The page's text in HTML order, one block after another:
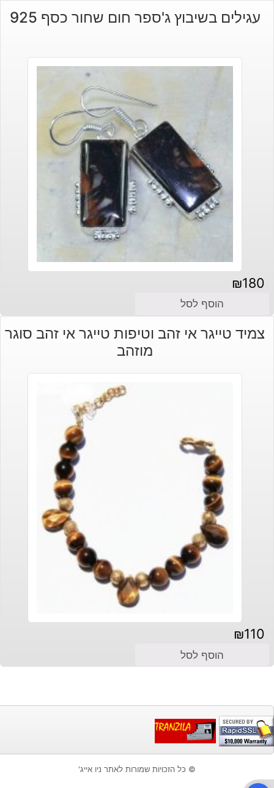
עגילים בשיבוץ ג'ספר חום שחור כסף 925
₪180
הוסף לסל
צמיד טייגר אי זהב וטיפות טייגר אי זהב סוגר
מוזהב
₪110
הוסף לסל
© כל הזכויות שמורות לאתר ניו אייג'